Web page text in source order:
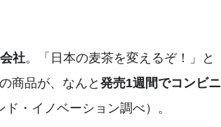
社。「日本の麦茶を変えるぞ！」と
商品が、なんと 発売1週間でコンビニ
・イノベーション調べ）。